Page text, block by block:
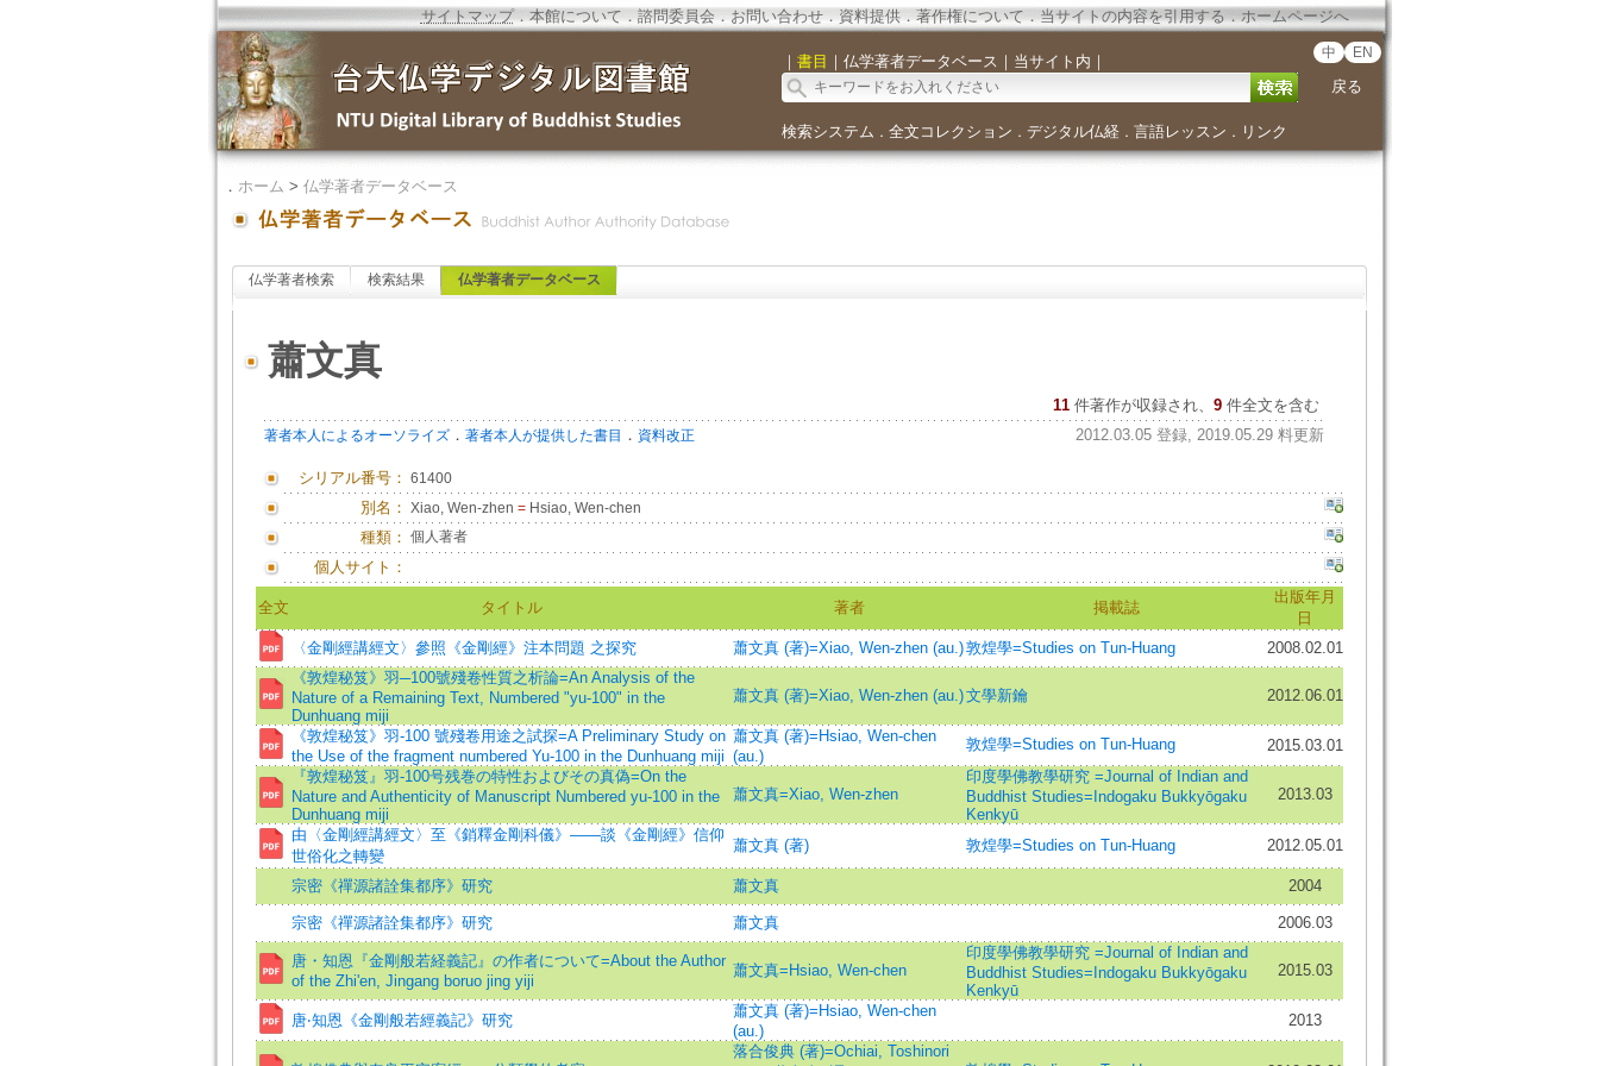
サイトマップ．本館について．諮問委員会． お問い合わせ． 資料提供．著作権について．当サイトの内容を引用する．ホームページへ
｜ 書目 ｜ 仏学著者データベース ｜ 当サイト内 ｜ 中 EN
戻る
検索システム ． 全文コレクション ． デジタル仏経． 言語レッスン ． リンク
． ホーム > 仏学著者データベース
仏学著者検索 検索結果 仏学著者データベース
蕭文真
11 件著作が収録され、 9件全文を含む
著者本人によるオーソライズ． 著者本人が提供した書目 ． 資料改正 2012.03.05 登録, 2019.05.29 料更新
シリアル番号： 61400
別名： Xiao, Wen-zhen =Hsiao, Wen-chen
種類： 個人著者
個人サイト：
全文 タイトル 著者 掲載誌
出版年月
日
〈金剛經講經文〉參照《金剛經》注本問題 之探究
蕭文真 (著)=Xiao, Wen-zhen (au.)敦煌學=Studies on Tun-Huang
2008.02.01
《敦煌秘笈》羽─100號殘卷性質之析論=An Analysis of the
Nature of a Remaining Text, Numbered "yu-100" in the
Dunhuang miji
蕭文真 (著)=Xiao, Wen-zhen (au.)文學新鑰 2012.06.01
《敦煌秘笈》羽-100 號殘卷用途之試探=A Preliminary Study on
the Use of the fragment numbered Yu-100 in the Dunhuang miji
蕭文真 (著)=Hsiao, Wen-chen
(au.)
敦煌學=Studies on Tun-Huang
2015.03.01
『敦煌秘笈』羽-100号残巻の特性およびその真偽=On the
Nature and Authenticity of Manuscript Numbered yu-100 in the
Dunhuang miji
蕭文真=Xiao, Wen-zhen
印度學佛教學研究 =Journal of Indian and
Buddhist Studies=Indogaku Bukkyōgaku
Kenkyū
2013.03
由〈金剛經講經文〉至《銷釋金剛科儀》——談《金剛經》信仰
世俗化之轉變
蕭文真 (著) 敦煌學=Studies on Tun-Huang 2012.05.01
宗密《禪源諸詮集都序》研究 蕭文真 2004
宗密《禪源諸詮集都序》研究 蕭文真 2006.03
唐・知恩『金剛般若経義記』の作者について=About the Author
of the Zhi'en, Jingang boruo jing yiji
蕭文真=Hsiao, Wen-chen
印度學佛教學研究 =Journal of Indian and
Buddhist Studies=Indogaku Bukkyōgaku
Kenkyū
2015.03
唐‧知恩《金剛般若經義記》研究
蕭文真 (著)=Hsiao, Wen-chen
(au.)
2013
落合俊典 (著)=Ochiai, Toshinori